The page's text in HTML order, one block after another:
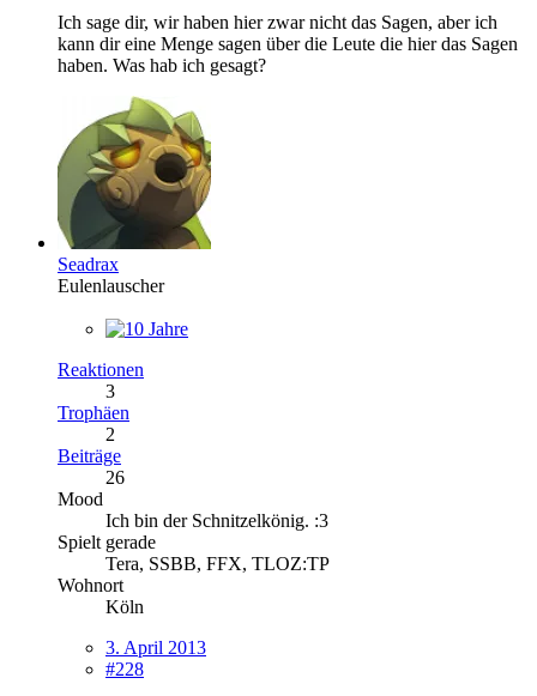
Ich sage dir, wir haben hier zwar nicht das Sagen, aber ich
kann dir eine Menge sagen über die Leute die hier das Sagen
haben. Was hab ich gesagt?
Seadrax
Eulenlauscher
Reaktionen
3
Trophäen
2
Beiträge
26
Mood
Ich bin der Schnitzelkönig. :3
Spielt gerade
Tera, SSBB, FFX, TLOZ:TP
Wohnort
Köln
3. April 2013
#228